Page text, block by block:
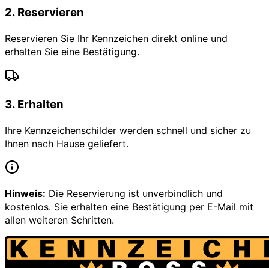
2. Reservieren
Reservieren Sie Ihr Kennzeichen direkt online und
erhalten Sie eine Bestätigung.
3. Erhalten
Ihre Kennzeichenschilder werden schnell und sicher zu
Ihnen nach Hause geliefert.
Hinweis: Die Reservierung ist unverbindlich und
kostenlos. Sie erhalten eine Bestätigung per E-Mail mit
allen weiteren Schritten.